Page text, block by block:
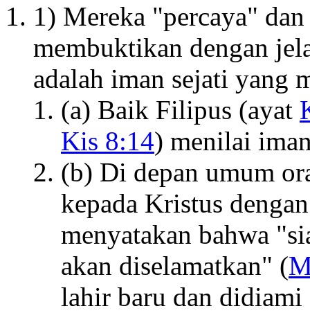
1) Mereka "percaya"
membuktikan dengan
adalah iman sejati yang
(a) Baik Filipus (ayat
Kis 8:14) menilai
(b) Di depan umum
kepada Kristus
menyatakan bahwa
akan diselamatkan" (
lahir baru dan